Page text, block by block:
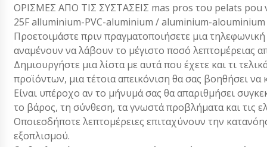
ΟΡΙΣΜΕΣ ΑΠΟ ΤΙΣ ΣΥΣΤΑΣΕΙΣ mas pros του pelats pou
25F alluminium-PVC-aluminium / aluminium-
Προετοιμάστε πριν πραγματοποιήσετε μια
αναμένουν να λάβουν το μέγιστο ποσό λεπτομέρειας
Δημιουργήστε μια λίστα με αυτά που έχετε και τι
προϊόντων, μια τέτοια απεικόνιση θα σας βοηθήσει να
Είναι υπέροχο αν το μήνυμά σας θα απαριθμήσει
το βάρος, τη σύνθεση, τα γνωστά προβλήματα και τις
Οποιεσδήποτε λεπτομέρειες επιταχύνουν την
εξοπλισμού.